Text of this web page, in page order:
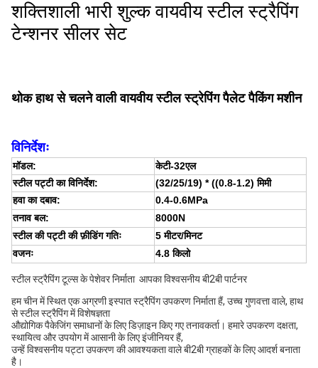
शक्तिशाली भारी शुल्क वायवीय स्टील स्ट्रैपिंग
टेन्शनर सीलर सेट
थोक हाथ से चलने वाली वायवीय स्टील स्ट्रेपिंग पैलेट पैकिंग मशीन
विनिर्देशः
मॉडल:
केटी-32एल
स्टील पट्टी का विनिर्देश:
(32/25/19) * ((0.8-1.2) मिमी
हवा का दबाव:
0.4-0.6MPa
तनाव बल:
8000N
स्टील की पट्टी की फ़ीडिंग गतिः
5 मीटर/मिनट
वजनः
4.8 किलो
स्टील स्ट्रैपिंग टूल्स के पेशेवर निर्माता ️ आपका विश्वसनीय बी2बी पार्टनर
हम चीन में स्थित एक अग्रणी इस्पात स्ट्रैपिंग उपकरण निर्माता हैं, उच्च गुणवत्ता वाले, हाथ
से स्टील स्ट्रैपिंग में विशेषज्ञता
औद्योगिक पैकेजिंग समाधानों के लिए डिज़ाइन किए गए तनावकर्ता। हमारे उपकरण दक्षता,
स्थायित्व और उपयोग में आसानी के लिए इंजीनियर हैं,
उन्हें विश्वसनीय पट्टा उपकरण की आवश्यकता वाले बी2बी ग्राहकों के लिए आदर्श बनाता
है।